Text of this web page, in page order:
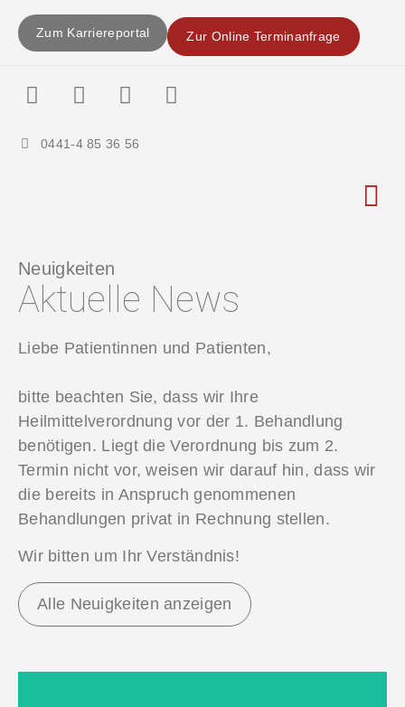
Zum Karriereportal Zur Online Terminanfrage
0441-4 85 36 56
Neuigkeiten
Aktuelle News
Liebe Patientinnen und Patienten,
bitte beachten Sie, dass wir Ihre
Heilmittelverordnung vor der 1. Behandlung
benötigen. Liegt die Verordnung bis zum 2.
Termin nicht vor, weisen wir darauf hin, dass wir
die bereits in Anspruch genommenen
Behandlungen privat in Rechnung stellen.
Wir bitten um Ihr Verständnis!
Alle Neuigkeiten anzeigen